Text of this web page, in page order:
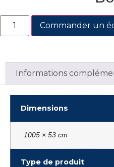
Commander un
Informations
Dimensions
1005 × 53 cm
Type de produit